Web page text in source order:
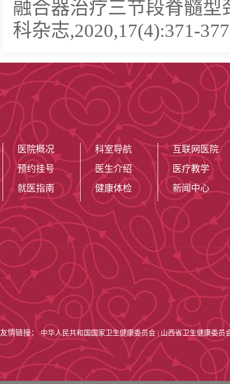
融合器治疗三节段脊髓
科杂志,2020,17(4):371-
医院概况
预约挂号
就医指南
科室导航
医生介绍
健康体检
互联网医院
医疗教学
新闻中心
友情链接：中华人民共和国国家卫生健康委员会 山西省卫生健康委员